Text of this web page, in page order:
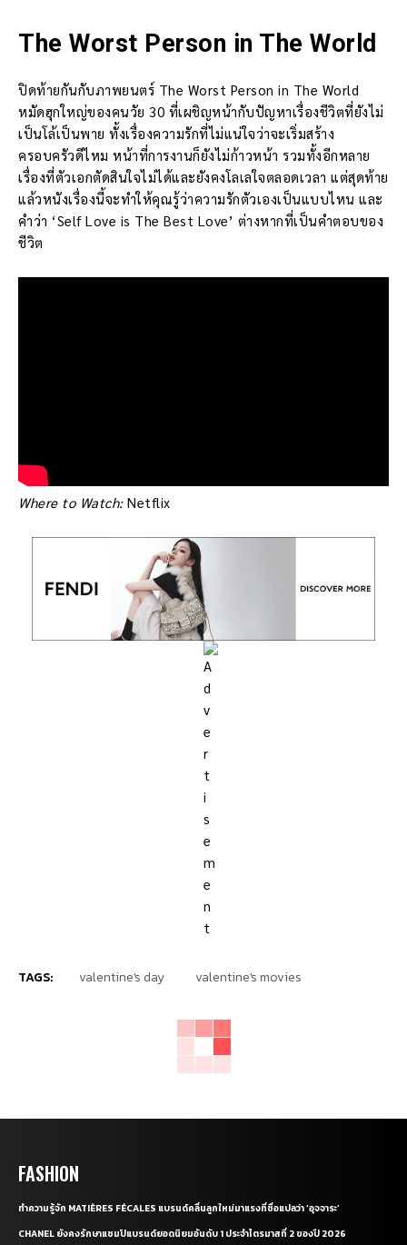
The Worst Person in The World
ปิดท้ายกันกับภาพยนตร์ The Worst Person in The World
หมัดฮุกใหญ่ของคนวัย 30 ที่เผชิญหน้ากับปัญหาเรื่องชีวิตที่ยังไม่
เป็นโล้เป็นพาย ทั้งเรื่องความรักที่ไม่แน่ใจว่าจะเริ่มสร้าง
ครอบครัวดีไหม หน้าที่การงานก็ยังไม่ก้าวหน้า รวมทั้งอีกหลาย
เรื่องที่ตัวเอกตัดสินใจไม่ได้และยังคงโลเลใจตลอดเวลา แต่สุดท้าย
แล้วหนังเรื่องนี้จะทำให้คุณรู้ว่าความรักตัวเองเป็นแบบไหน และ
คำว่า ‘Self Love is The Best Love’ ต่างหากที่เป็นคำตอบของ
ชีวิต
Where to Watch:Netflix
TAGS: valentine's day valentine's movies
FASHION
ทำความรู้จัก MATIÈRES FÉCALES แบรนด์คลื่นลูกใหม่มาแรงที่ชื่อแปลว่า ‘อุจจาระ’
CHANEL ยังคงรักษาแชมป์แบรนด์ยอดนิยมอันดับ 1 ประจำไตรมาสที่ 2 ของปี 2026